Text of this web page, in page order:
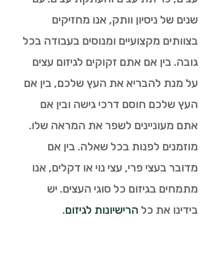
שנים של ניסיון וותק, אנו מחזיקים
בצוותים מקצועיים ומנוסים בעבודה בכל
גובה. בין אם אתם זקוקים לגיזום עצים
על מנת להבריא את העץ שלכם, בין אם
העץ שלכם חוסם דרכי גישה ובין אם
אתם מעוניינים לשפר את המראה שלו.
מוזמנים לפנות בכל שאלה. בין אם
מדובר בעצי פרי, עצי נוי או דקלים, אנו
מתמחים בגיזום כל סוגי העצים. יש
בידינו את כל הרישיונות לגיזום.